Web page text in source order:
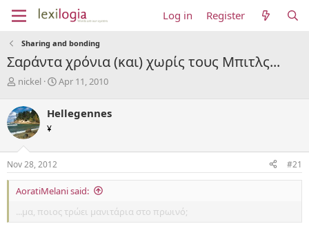
Log in Register
Sharing and bonding
Σαράντα χρόνια (και) χωρίς τους Μπιτλς...
T
r
e
a
d
s
t
a
r
e
nickel
S
r
a
e
Apr 11, 2010
Hellegennes
¥
Nov 28, 2012 #21
AoratiMelani said:
...μα, ποιος τρώει μανιτάρια στο πρωινό;